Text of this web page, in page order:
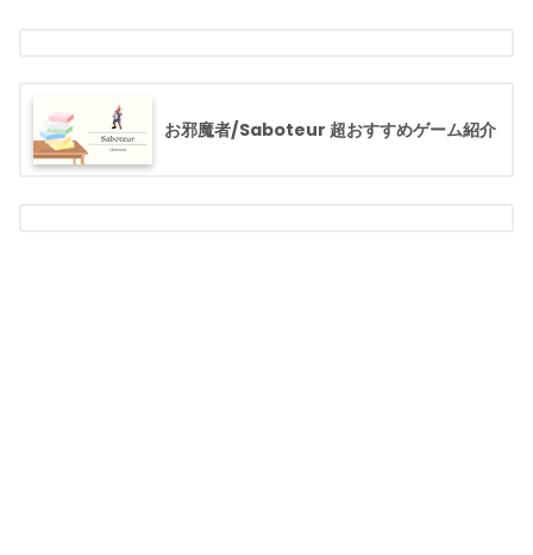
お邪魔者/Saboteur 超おすすめゲーム紹介